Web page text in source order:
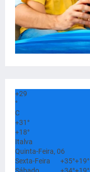
+29
°
C
+31°
+18°
Italva
Quinta-Feira, 06
Sexta-Feira
+35°+19°